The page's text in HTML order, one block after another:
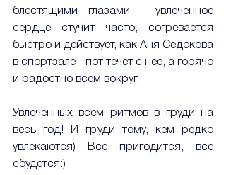
блестящими глазами - увлеченное
сердце стучит часто, согревается
быстро и действует, как Аня Седокова
в спортзале - пот течет с нее, а горячо
и радостно всем вокруг.
Увлеченных всем ритмов в груди на
весь год! И груди тому, кем редко
увлекаются) Все пригодится, все
сбудется:)